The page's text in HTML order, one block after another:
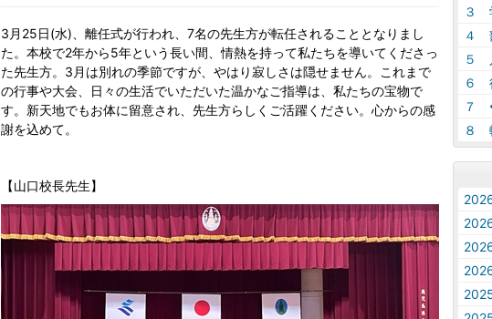
3月25日(水)、離任式が行われ、7名の先生方が転任されることとなりまし
た。本校で2年から5年という長い間、情熱を持って私たちを導いてくださっ
た先生方。3月は別れの季節ですが、やはり寂しさは隠せません。これまで
の行事や大会、日々の生活でいただいた温かなご指導は、私たちの宝物で
す。新天地でもお体に留意され、先生方らしくご活躍ください。心からの感
謝を込めて。
【山口校長先生】
３
４
５
６
７
８